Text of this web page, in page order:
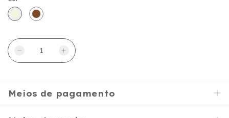
Meios de pagamento